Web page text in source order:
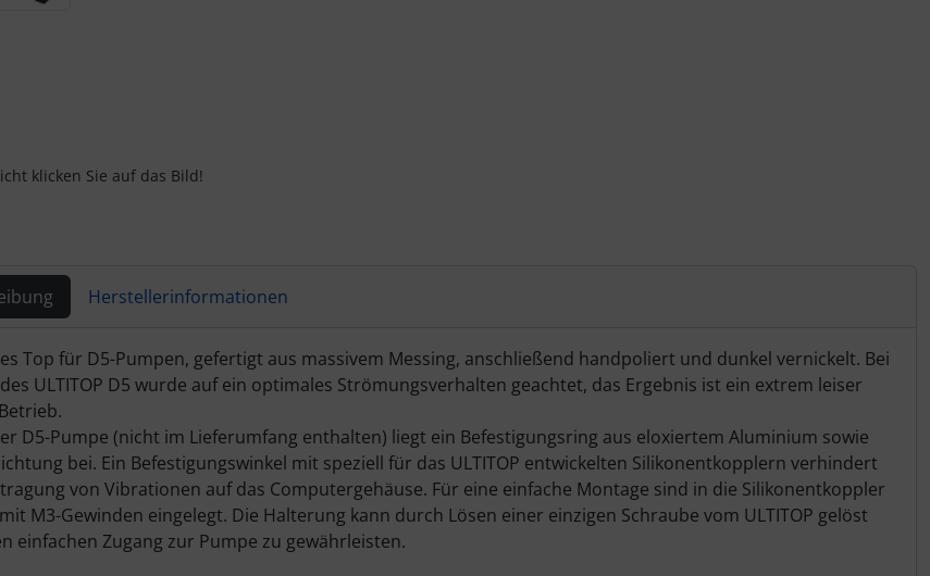
klicken Sie auf das Bild!
Herstellerinformationen
Top für D5-Pumpen, gefertigt aus massivem Messing, anschließend handpoliert und dunkel vernickelt. Bei
ULTITOP D5 wurde auf ein optimales Strömungsverhalten geachtet, das Ergebnis ist ein extrem leiser
D5-Pumpe (nicht im Lieferumfang enthalten) liegt ein Befestigungsring aus eloxiertem Aluminium sowie
bei. Ein Befestigungswinkel mit speziell für das ULTITOP entwickelten Silikonentkopplern verhindert
von Vibrationen auf das Computergehäuse. Für eine einfache Montage sind in die Silikonentkoppler
M3-Gewinden eingelegt. Die Halterung kann durch Lösen einer einzigen Schraube vom ULTITOP gelöst
einfachen Zugang zur Pumpe zu gewährleisten.